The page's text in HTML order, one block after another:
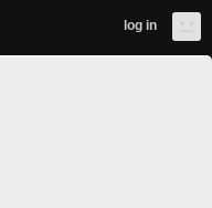
log in